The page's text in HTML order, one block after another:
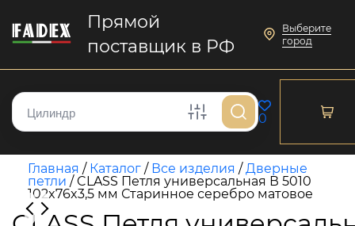
Прямой
поставщик в РФ
Выберите
город
0
Главная / Каталог / Все изделия /Дверные
петли /CLASS Петля универсальная В 5010
102x76x3,5 мм Старинное серебро матовое